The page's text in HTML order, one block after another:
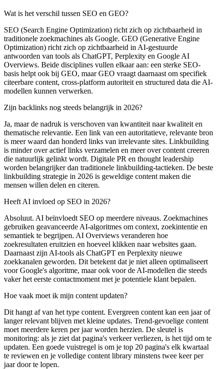
Wat is het verschil tussen SEO en GEO?
SEO (Search Engine Optimization) richt zich op zichtbaarheid in
traditionele zoekmachines als Google. GEO (Generative Engine
Optimization) richt zich op zichtbaarheid in AI-gestuurde
antwoorden van tools als ChatGPT, Perplexity en Google AI
Overviews. Beide disciplines vullen elkaar aan: een sterke SEO-
basis helpt ook bij GEO, maar GEO vraagt daarnaast om specifiek
citeerbare content, cross-platform autoriteit en structured data die AI-
modellen kunnen verwerken.
Zijn backlinks nog steeds belangrijk in 2026?
Ja, maar de nadruk is verschoven van kwantiteit naar kwaliteit en
thematische relevantie. Een link van een autoritatieve, relevante bron
is meer waard dan honderd links van irrelevante sites. Linkbuilding
is minder over actief links verzamelen en meer over content creeren
die natuurlijk gelinkt wordt. Digitale PR en thought leadership
worden belangrijker dan traditionele linkbuilding-tactieken. De beste
linkbuilding strategie in 2026 is geweldige content maken die
mensen willen delen en citeren.
Heeft AI invloed op SEO in 2026?
Absoluut. AI beïnvloedt SEO op meerdere niveaus. Zoekmachines
gebruiken geavanceerde AI-algoritmes om context, zoekintentie en
semantiek te begrijpen. AI Overviews veranderen hoe
zoekresultaten eruitzien en hoeveel klikken naar websites gaan.
Daarnaast zijn AI-tools als ChatGPT en Perplexity nieuwe
zoekkanalen geworden. Dit betekent dat je niet alleen optimaliseert
voor Google's algoritme, maar ook voor de AI-modellen die steeds
vaker het eerste contactmoment met je potentiele klant bepalen.
Hoe vaak moet ik mijn content updaten?
Dit hangt af van het type content. Evergreen content kan een jaar of
langer relevant blijven met kleine updates. Trend-gevoelige content
moet meerdere keren per jaar worden herzien. De sleutel is
monitoring: als je ziet dat pagina's verkeer verliezen, is het tijd om te
updaten. Een goede vuistregel is om je top 20 pagina's elk kwartaal
te reviewen en je volledige content library minstens twee keer per
jaar door te lopen.